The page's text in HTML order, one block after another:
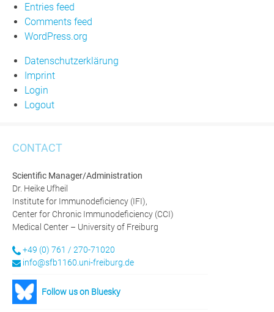
Entries feed
Comments feed
WordPress.org
Datenschutzerklärung
Imprint
Login
Logout
CONTACT
Scientific Manager/Administration
Dr. Heike Ufheil
Institute for Immunodeficiency (IFI),
Center for Chronic Immunodeficiency (CCI)
Medical Center – University of Freiburg
+49 (0) 761 / 270-71020
info@sfb1160.uni-freiburg.de
Follow us on Bluesky